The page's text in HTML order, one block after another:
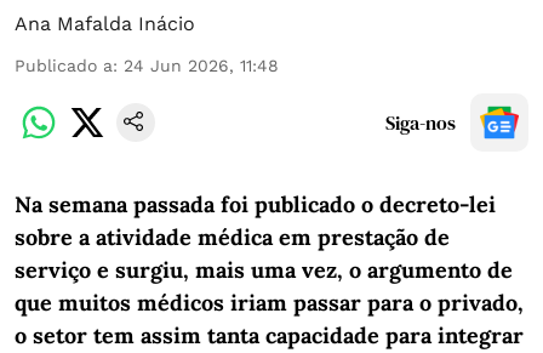
Ana Mafalda Inácio
Publicado a: 24 Jun 2026, 11:48
Siga-nos
Na semana passada foi publicado o decreto-lei
sobre a atividade médica em prestação de
serviço e surgiu, mais uma vez, o argumento de
que muitos médicos iriam passar para o privado,
o setor tem assim tanta capacidade para integrar